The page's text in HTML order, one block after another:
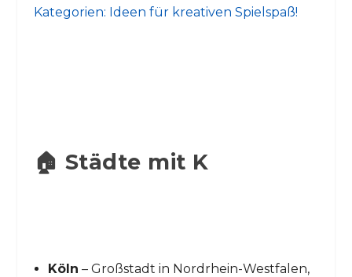
Kategorien: Ideen für kreativen Spielspaß!
🏠 Städte mit K
Köln – Großstadt in Nordrhein-Westfalen,